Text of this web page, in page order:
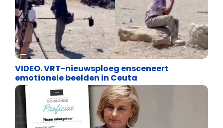
Cultuuroorlog
VIDEO. VRT-nieuwsploeg ensceneert
emotionele beelden in Ceuta